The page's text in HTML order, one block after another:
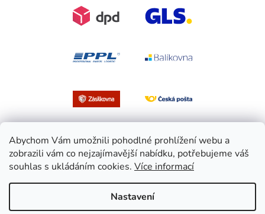
Abychom Vám umožnili pohodlné prohlížení webu a
zobrazili vám co nejzajímavější nabídku, potřebujeme váš
souhlas s ukládáním cookies. Více informací
Nastavení
Vytvořil Shoptet